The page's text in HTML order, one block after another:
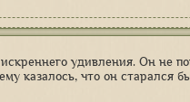
удивления. Он не
казалось, что он